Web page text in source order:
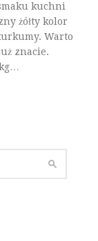
kuchni
żółty kolor
Warto
znacie.